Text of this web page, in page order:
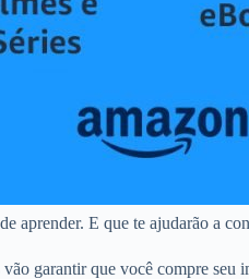
aprender. E que te ajudarão a
garantir que você compre